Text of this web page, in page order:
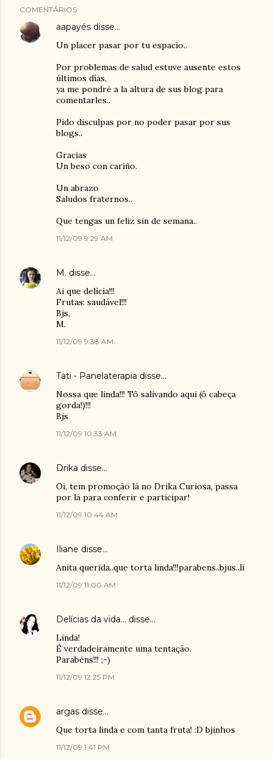
COMENTÁRIOS
aapayés disse…
Un placer pasar por tu espacio..
Por problemas de salud estuve ausente estos
últimos días,
ya me pondré a la altura de sus blog para
comentarles..
Pido disculpas por no poder pasar por sus
blogs..
Gracias
Un beso con cariño.
Un abrazo
Saludos fraternos..
Que tengas un feliz sin de semana..
11/12/09 9:29 AM
M. disse…
Ai que delícia!!!
Frutas: saudável!!!
Bjs,
M.
11/12/09 9:38 AM
Tati - Panelaterapia disse…
Nossa que linda!!! Tô salivando aqui (ô cabeça
gorda!)!!!
Bjs
11/12/09 10:33 AM
Drika disse…
Oi, tem promoção lá no Drika Curiosa, passa
por lá para conferir e participar!
11/12/09 10:44 AM
Iliane disse…
Anita querida..que torta linda!!!parabens..bjus..li
11/12/09 11:00 AM
Delícias da vida... disse…
Linda!
É verdadeiramente uma tentação.
Parabéns!!! ;-)
11/12/09 12:25 PM
argas disse…
Que torta linda e com tanta fruta! :D bjinhos
11/12/09 1:41 PM